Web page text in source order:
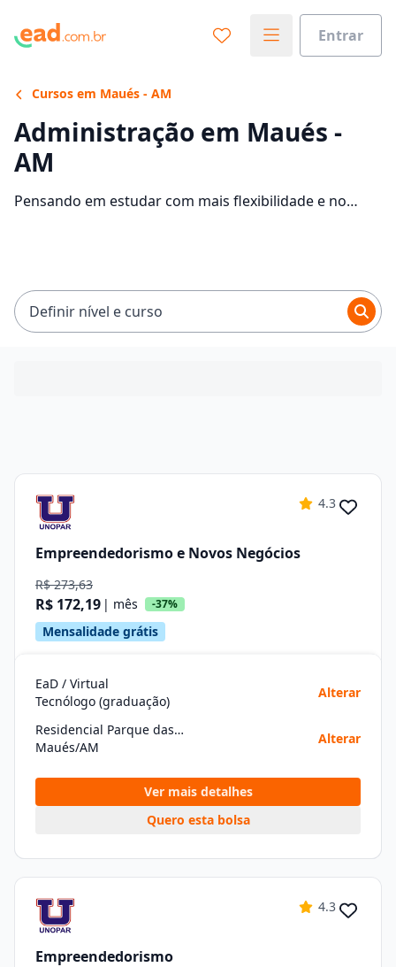
Entrar
Cursos em Maués - AM
Administração em Maués -
AM
Pensando em estudar com mais flexibilidade e no
Definir nível e curso
4.3
Empreendedorismo e Novos Negócios
R$ 273,63
R$ 172,19 | mês -37%
Mensalidade grátis
EaD / Virtual
Tecnólogo (graduação)
Alterar
Residencial Parque das Americas
Maués/AM
Alterar
Ver mais detalhes
Quero esta bolsa
4.3
Empreendedorismo